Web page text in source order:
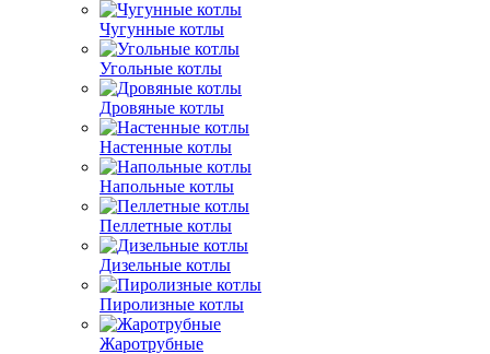
Чугунные котлы
Угольные котлы
Дровяные котлы
Настенные котлы
Напольные котлы
Пеллетные котлы
Дизельные котлы
Пиролизные котлы
Жаротрубные